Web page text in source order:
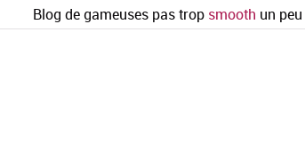
Blog de gameuses pas trop smooth un peu